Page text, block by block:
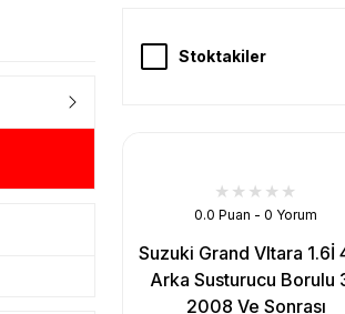
Stoktakiler
0.0 Puan - 0 Yorum
Suzuki Grand VItara 1.6İ
Arka Susturucu Borulu
2008 Ve Sonrası